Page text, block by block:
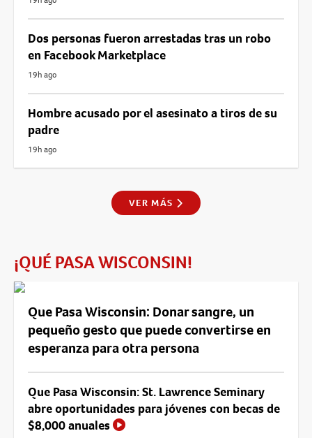
Dos personas fueron arrestadas tras un robo
en Facebook Marketplace
19h ago
Hombre acusado por el asesinato a tiros de su
padre
19h ago
VER MÁS
¡QUÉ PASA WISCONSIN!
Que Pasa Wisconsin: Donar sangre, un
pequeño gesto que puede convertirse en
esperanza para otra persona
Que Pasa Wisconsin: St. Lawrence Seminary
abre oportunidades para jóvenes con becas de
$8,000 anuales